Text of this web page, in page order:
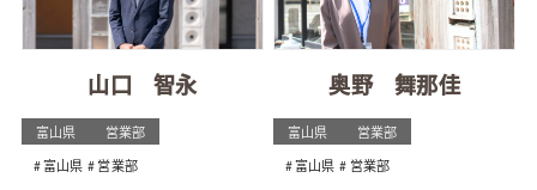
山口 智永
富山県 営業部
富山県 営業部
奥野 舞那佳
富山県 営業部
富山県 営業部